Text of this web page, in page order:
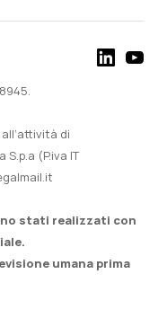
di
(P.iva IT
stati realizzati con
umana prima